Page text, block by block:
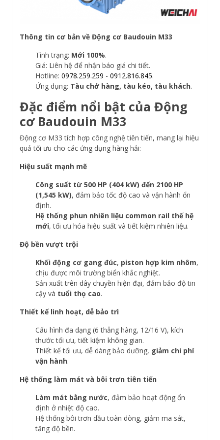
Thông tin cơ bản về Động cơ Baudouin M33
Tình trạng: Mới 100%.
Giá: Liên hệ để nhận báo giá chi tiết.
Hotline: 0978.259.259 - 0912.816.845.
Ứng dụng: Tàu chở hàng, tàu kéo, tàu khách.
Đặc điểm nổi bật của Động
cơ Baudouin M33
Động cơ M33 tích hợp công nghệ tiên tiến, mang lại hiệu
quả tối ưu cho các ứng dụng hàng hải:
Hiệu suất mạnh mẽ
Công suất từ 500 HP (404 kW) đến 2100 HP
(1,545 kW), đảm bảo tốc độ cao và vận hành ổn
định.
Hệ thống phun nhiên liệu common rail thế hệ
mới, tối ưu hóa hiệu suất và tiết kiệm nhiên liệu.
Độ bền vượt trội
Khối động cơ gang đúc, piston hợp kim nhôm,
chịu được môi trường biển khắc nghiệt.
Sản xuất trên dây chuyền hiện đại, đảm bảo độ tin
cậy và tuổi thọ cao.
Thiết kế linh hoạt, dễ bảo trì
Cấu hình đa dạng (6 thẳng hàng, 12/16 V), kích
thước tối ưu, tiết kiệm không gian.
Thiết kế tối ưu, dễ dàng bảo dưỡng, giảm chi phí
vận hành.
Hệ thống làm mát và bôi trơn tiên tiến
Làm mát bằng nước, đảm bảo hoạt động ổn
định ở nhiệt độ cao.
Hệ thống bôi trơn dầu toàn dòng, giảm ma sát,
tăng độ bền.